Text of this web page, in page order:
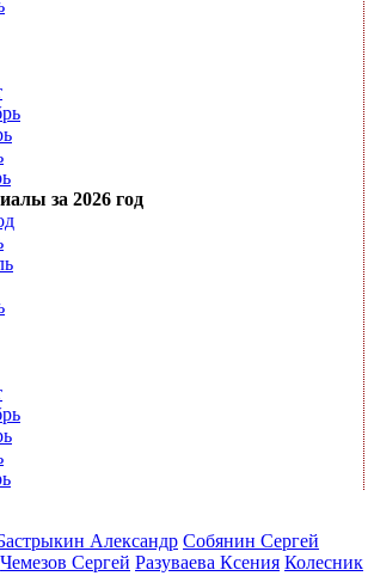
за 2026 год
Александр Собянин Сергей
Чемезов Сергей Разуваева Ксения Колесник